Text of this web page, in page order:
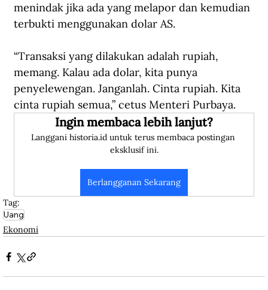
menindak jika ada yang melapor dan kemudian
terbukti menggunakan dolar AS.
“Transaksi yang dilakukan adalah rupiah,
memang. Kalau ada dolar, kita punya
penyelewengan. Janganlah. Cinta rupiah. Kita
cinta rupiah semua,” cetus Menteri Purbaya.
Ingin membaca lebih lanjut?
Langgani historia.id untuk terus membaca postingan
eksklusif ini.
Berlangganan Sekarang
Tag:
Uang
Ekonomi